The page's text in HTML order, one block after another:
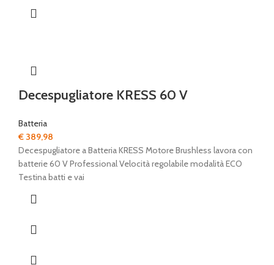
Decespugliatore KRESS 60 V
Batteria
€ 389,98
Decespugliatore a Batteria KRESS Motore Brushless lavora con
batterie 60 V Professional Velocità regolabile modalità ECO
Testina batti e vai